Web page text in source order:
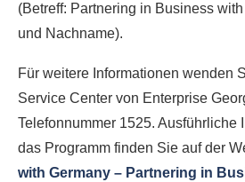
(Betreff: Partnering in Business
und Nachname).
Für weitere Informationen wenden
Service Center von Enterprise
Telefonnummer 1525. Ausführliche
das Programm finden Sie auf der
with Germany – Partnering in